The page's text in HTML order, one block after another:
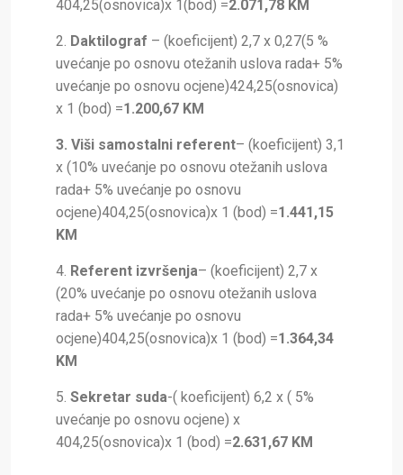
404,25(osnovica)x 1(bod) =2.071,78 KM
2. Daktilograf – (koeficijent) 2,7 x 0,27(5 %
uvećanje po osnovu otežanih uslova rada+ 5%
uvećanje po osnovu ocjene)424,25(osnovica)
x 1 (bod) =1.200,67 KM
3. Viši samostalni referent– (koeficijent) 3,1
x (10% uvećanje po osnovu otežanih uslova
rada+ 5% uvećanje po osnovu
ocjene)404,25(osnovica)x 1 (bod) =1.441,15
KM
4. Referent izvršenja– (koeficijent) 2,7 x
(20% uvećanje po osnovu otežanih uslova
rada+ 5% uvećanje po osnovu
ocjene)404,25(osnovica)x 1 (bod) =1.364,34
KM
5. Sekretar suda-( koeficijent) 6,2 x ( 5%
uvećanje po osnovu ocjene) x
404,25(osnovica)x 1 (bod) =2.631,67 KM